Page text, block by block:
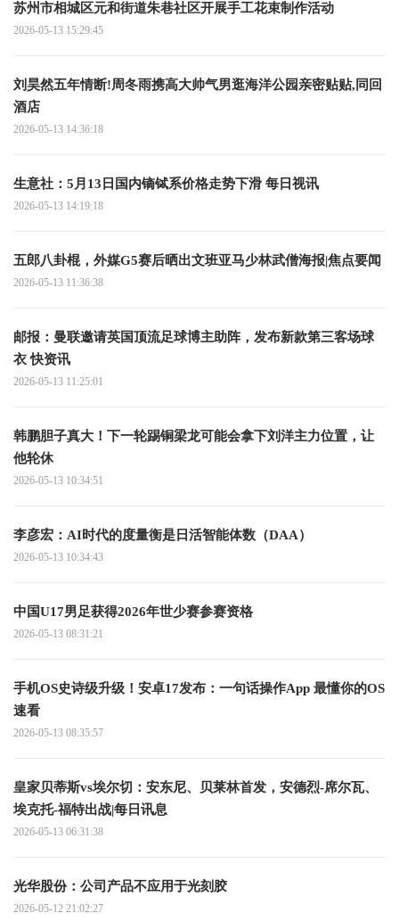
苏州市相城区元和街道朱巷社区开展手工花束制作活动
2026-05-13 15:29:45
刘昊然五年情断!周冬雨携高大帅气男逛海洋公园亲密贴贴,同回
酒店
2026-05-13 14:36:18
生意社：5月13日国内镝铽系价格走势下滑 每日视讯
2026-05-13 14:19:18
五郎八卦棍，外媒G5赛后晒出文班亚马少林武僧海报|焦点要闻
2026-05-13 11:36:38
邮报：曼联邀请英国顶流足球博主助阵，发布新款第三客场球
衣 快资讯
2026-05-13 11:25:01
韩鹏胆子真大！下一轮踢铜梁龙可能会拿下刘洋主力位置，让
他轮休
2026-05-13 10:34:51
李彦宏：AI时代的度量衡是日活智能体数（DAA）
2026-05-13 10:34:43
中国U17男足获得2026年世少赛参赛资格
2026-05-13 08:31:21
手机OS史诗级升级！安卓17发布：一句话操作App 最懂你的OS
速看
2026-05-13 08:35:57
皇家贝蒂斯vs埃尔切：安东尼、贝莱林首发，安德烈-席尔瓦、
埃克托-福特出战|每日讯息
2026-05-13 06:31:38
光华股份：公司产品不应用于光刻胶
2026-05-12 21:02:27